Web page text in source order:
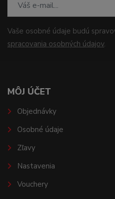
Vaše osobné údaje budú
spracovania osobných údajov.
MÔJ ÚČET
Objednávky
Osobné údaje
Zľavy
Nastavenia
Vouchery